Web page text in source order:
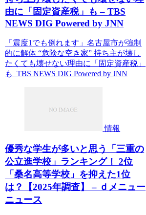
由に「固定資産税」も – TBS
NEWS DIG Powered by JNN
「震度1でも倒れます」名古屋市が強制
的に解体 “危険な空き家” 持ち主が壊し
たくても壊せない理由に「固定資産税」
も TBS NEWS DIG Powered by JNN
情報
優秀な学生が多いと思う「三重の
公立進学校」ランキング！ 2位
「桑名高等学校」を抑えた1位
は？【2025年調査】 – ｄメニュー
ニュース